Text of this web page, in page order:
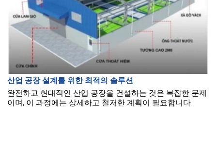
산업 공장 설계를 위한 최적의 솔루션
완전하고 현대적인 산업 공장을 건설하는 것은 복잡한 문제
이며, 이 과정에는 상세하고 철저한 계획이 필요합니다.